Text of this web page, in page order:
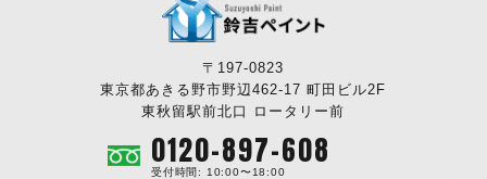
〒197-0823
東京都あきる野市野辺462-17 町田ビル2F
東秋留駅前北口 ロータリー前
0120-897-608
受付時間: 10:00〜18:00